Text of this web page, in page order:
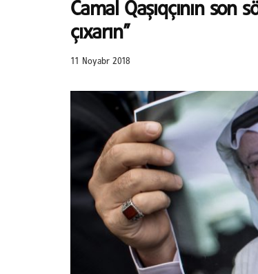
Camal Qaşıqçının son
çıxarın”
11 Noyabr 2018